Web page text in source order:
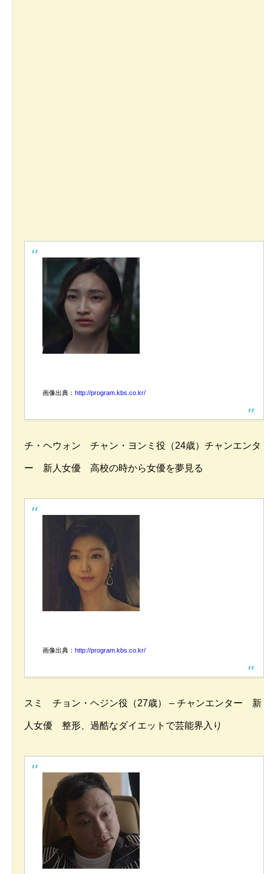
画像出典： http://program.kbs.co.kr/
チ・ヘウォン チャン・ヨンミ役（24歳）チャンエンタ
ー 新人女優 高校の時から女優を夢見る
画像出典： http://program.kbs.co.kr/
スミ チョン・ヘジン役（27歳） – チャンエンター 新
人女優 整形、過酷なダイエットで芸能界入り